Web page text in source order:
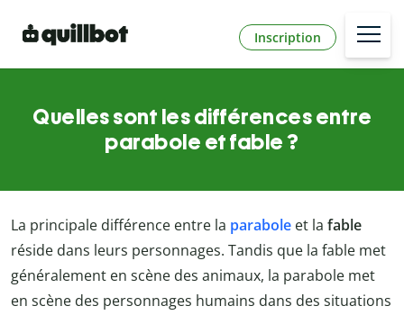
Inscription
Quelles sont les différences entre
parabole et fable ?
La principale différence entre la parabole et la fable
réside dans leurs personnages. Tandis que la fable met
généralement en scène des animaux, la parabole met
en scène des personnages humains dans des situations